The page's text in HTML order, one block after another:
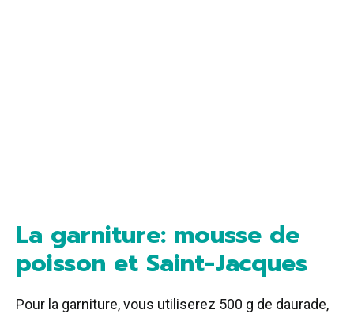
La garniture: mousse de
poisson et Saint-Jacques
Pour la garniture, vous utiliserez 500 g de daurade,